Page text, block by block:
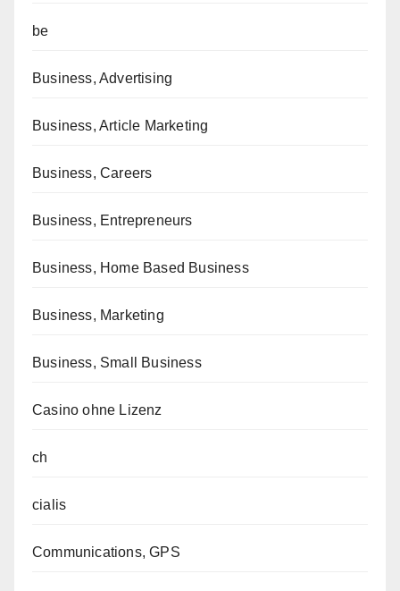
be
Business, Advertising
Business, Article Marketing
Business, Careers
Business, Entrepreneurs
Business, Home Based Business
Business, Marketing
Business, Small Business
Casino ohne Lizenz
ch
cialis
Communications, GPS